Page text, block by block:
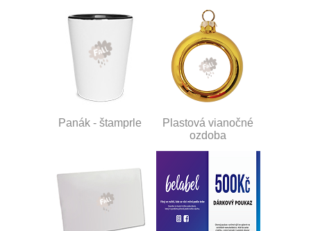
Panák - štamprle
Plastová vianočné
ozdoba